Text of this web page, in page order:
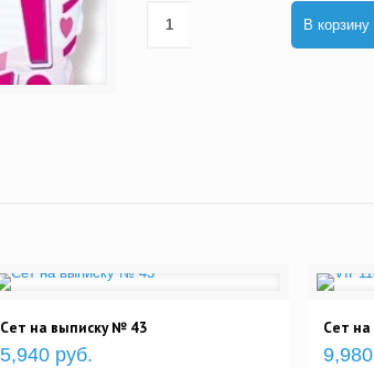
В корзину
Сет на выписку № 43
5,940 руб.
Сет